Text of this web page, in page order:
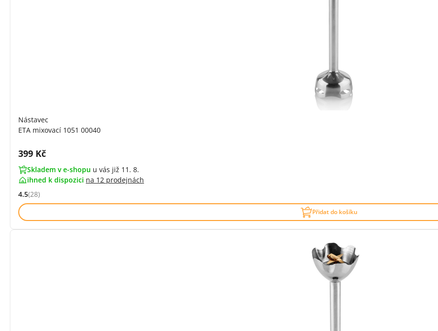
Nástavec
ETA mixovací 1051 00040
Cena s DPH:
399 Kč
Skladem v e-shopu u vás již 11. 8.
ihned k dispozici na 12 prodejnách
Hodnocení: 4.5 z 5 (28 recenzí)
4.5(28)
Přidat do košíku